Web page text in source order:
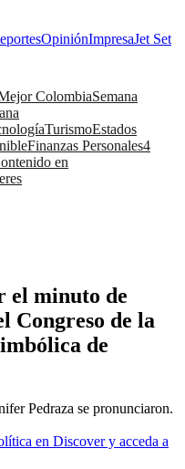
OpiniónImpresaJet Set
ColombiaSemana
TurismoEstados
Finanzas Personales4
en
el minuto de
Congreso de la
de
Pedraza se pronunciaron.
en Discover y acceda a